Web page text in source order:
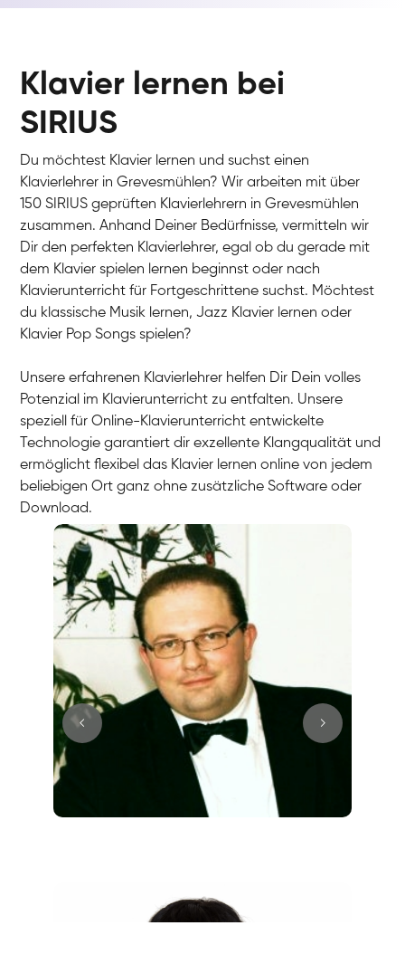
Klavier lernen bei
SIRIUS
Du möchtest Klavier lernen und suchst einen
Klavierlehrer in Grevesmühlen? Wir arbeiten mit über
150 SIRIUS geprüften Klavierlehrern in Grevesmühlen
zusammen. Anhand Deiner Bedürfnisse, vermitteln wir
Dir den perfekten Klavierlehrer, egal ob du gerade mit
dem Klavier spielen lernen beginnst oder nach
Klavierunterricht für Fortgeschrittene suchst. Möchtest
du klassische Musik lernen, Jazz Klavier lernen oder
Klavier Pop Songs spielen?
Unsere erfahrenen Klavierlehrer helfen Dir Dein volles
Potenzial im Klavierunterricht zu entfalten. Unsere
speziell für Online-Klavierunterricht entwickelte
Technologie garantiert dir exzellente Klangqualität und
ermöglicht flexibel das Klavier lernen online von jedem
beliebigen Ort ganz ohne zusätzliche Software oder
Download.